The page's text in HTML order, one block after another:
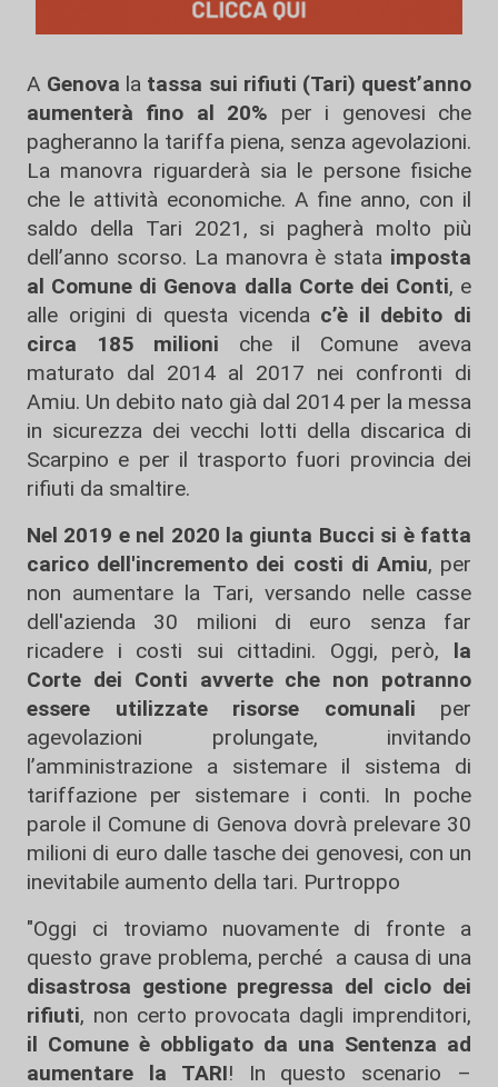
A Genova la tassa sui rifiuti (Tari) quest’anno
aumenterà fino al 20% per i genovesi che
pagheranno la tariffa piena, senza agevolazioni.
La manovra riguarderà sia le persone fisiche
che le attività economiche. A fine anno, con il
saldo della Tari 2021, si pagherà molto più
dell’anno scorso. La manovra è stata imposta
al Comune di Genova dalla Corte dei Conti, e
alle origini di questa vicenda c’è il debito di
circa
185 milioni che il Comune aveva
maturato dal 2014 al 2017 nei confronti di
Amiu. Un debito nato già dal 2014 per la messa
in sicurezza dei vecchi lotti della discarica di
Scarpino e per il trasporto fuori provincia dei
rifiuti da smaltire.
Nel 2019 e nel 2020 la giunta Bucci si è fatta
carico dell'incremento dei costi di Amiu, per
non aumentare la Tari, versando nelle casse
dell'azienda 30 milioni di euro senza far
ricadere i costi sui cittadini. Oggi, però, la
Corte dei Conti avverte che non potranno
essere utilizzate risorse comunali per
agevolazioni prolungate, invitando
l’amministrazione a sistemare il sistema di
tariffazione per sistemare i conti. In poche
parole il Comune di Genova dovrà prelevare 30
milioni di euro dalle tasche dei genovesi, con un
inevitabile aumento della tari. Purtroppo
"Oggi ci troviamo nuovamente di fronte a
questo grave problema, perché a causa di una
disastrosa gestione pregressa del ciclo dei
rifiuti, non certo provocata dagli imprenditori,
il Comune è obbligato da una Sentenza ad
aumentare la TARI! In questo scenario –